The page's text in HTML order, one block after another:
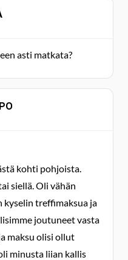
asti matkata?
kohti pohjoista.
siellä. Oli vähän
kyselin treffimaksua ja
joutuneet vasta
maksu olisi ollut
minusta liian kallis